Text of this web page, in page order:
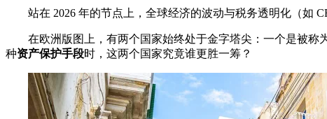
站在 2026 年的节点上，全球经济的波动与税务透明化（如
在欧洲版图上，有两个国家始终处于金字塔尖：一个是被称
种资产保护手段时，这两个国家究竟谁更胜一筹？